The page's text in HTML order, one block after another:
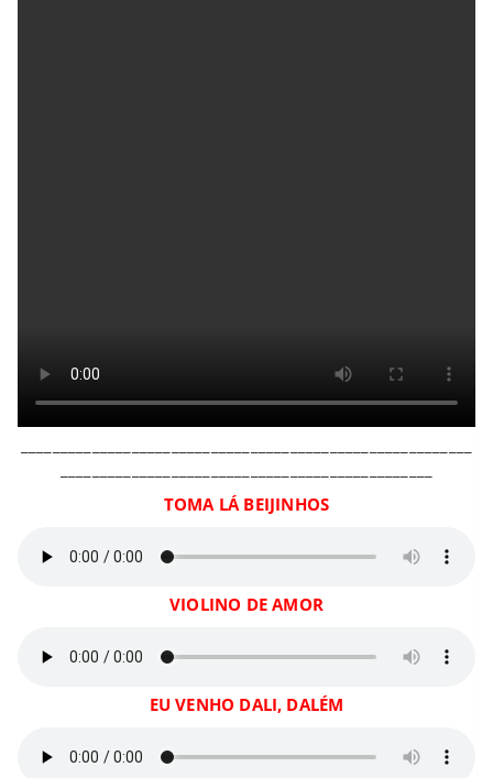
TOMA LÁ BEIJINHOS
VIOLINO DE AMOR
EU VENHO DALI, DALÉM